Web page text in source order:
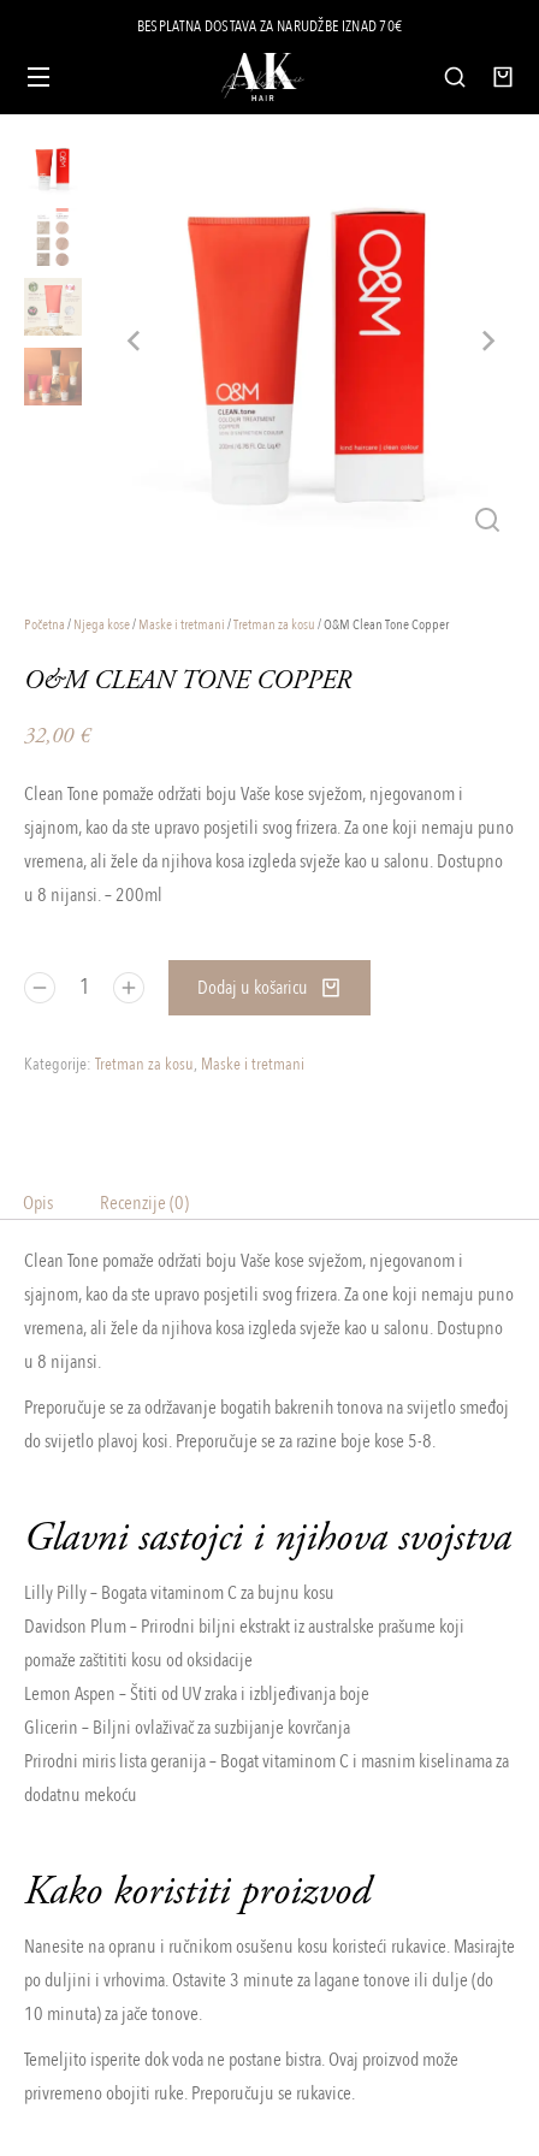
BESPLATNA DOSTAVA ZA NARUDŽBE IZNAD 70€
Početna/Njega kose/Maske i tretmani/Tretman za kosu/ O&M Clean Tone Copper
O&M CLEAN TONE COPPER
32,00 €
Clean Tone pomaže održati boju Vaše kose svježom, njegovanom i
sjajnom, kao da ste upravo posjetili svog frizera. Za one koji nemaju puno
vremena, ali žele da njihova kosa izgleda svježe kao u salonu. Dostupno
u 8 nijansi. – 200ml
Dodaj u košaricu
Kategorije: Tretman za kosu, Maske i tretmani
Opis Recenzije (0)
Clean Tone pomaže održati boju Vaše kose svježom, njegovanom i
sjajnom, kao da ste upravo posjetili svog frizera. Za one koji nemaju puno
vremena, ali žele da njihova kosa izgleda svježe kao u salonu. Dostupno
u 8 nijansi.
Preporučuje se za održavanje bogatih bakrenih tonova na svijetlo smeđoj
do svijetlo plavoj kosi. Preporučuje se za razine boje kose 5-8.
Glavni sastojci i njihova svojstva
Lilly Pilly – Bogata vitaminom C za bujnu kosu
Davidson Plum – Prirodni biljni ekstrakt iz australske prašume koji
pomaže zaštititi kosu od oksidacije
Lemon Aspen – Štiti od UV zraka i izbljeđivanja boje
Glicerin – Biljni ovlaživač za suzbijanje kovrčanja
Prirodni miris lista geranija – Bogat vitaminom C i masnim kiselinama za
dodatnu mekoću
Kako koristiti proizvod
Nanesite na opranu i ručnikom osušenu kosu koristeći rukavice. Masirajte
po duljini i vrhovima. Ostavite 3 minute za lagane tonove ili dulje (do
10 minuta) za jače tonove.
Temeljito isperite dok voda ne postane bistra. Ovaj proizvod može
privremeno obojiti ruke. Preporučuju se rukavice.